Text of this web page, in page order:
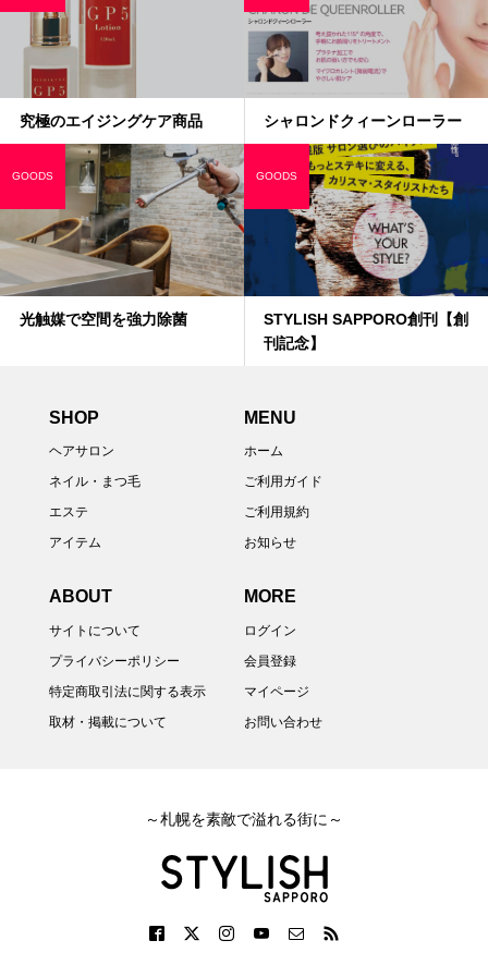
究極のエイジングケア商品 シャロンドクィーンローラー
光触媒で空間を強力除菌
GOODS
STYLISH SAPPORO創刊【創
刊記念】
GOODS
SHOP
ヘアサロン
ネイル・まつ毛
エステ
アイテム
MENU
ホーム
ご利用ガイド
ご利用規約
お知らせ
ABOUT
サイトについて
プライバシーポリシー
特定商取引法に関する表示
取材・掲載について
MORE
ログイン
会員登録
マイページ
お問い合わせ
～札幌を素敵で溢れる街に～